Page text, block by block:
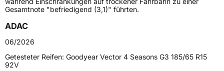
Generelle Merkmale
Fahrzeugtyp
Verwendung
Modellname Vector 4 Seasons G3
Fahrzeugart
Gesamtnote "befriedigend (3,1)" führten.
ADAC
06/2026
Getesteter Reifen: Goodyear Vector 4 Seasons G3 185/65 R15
92V